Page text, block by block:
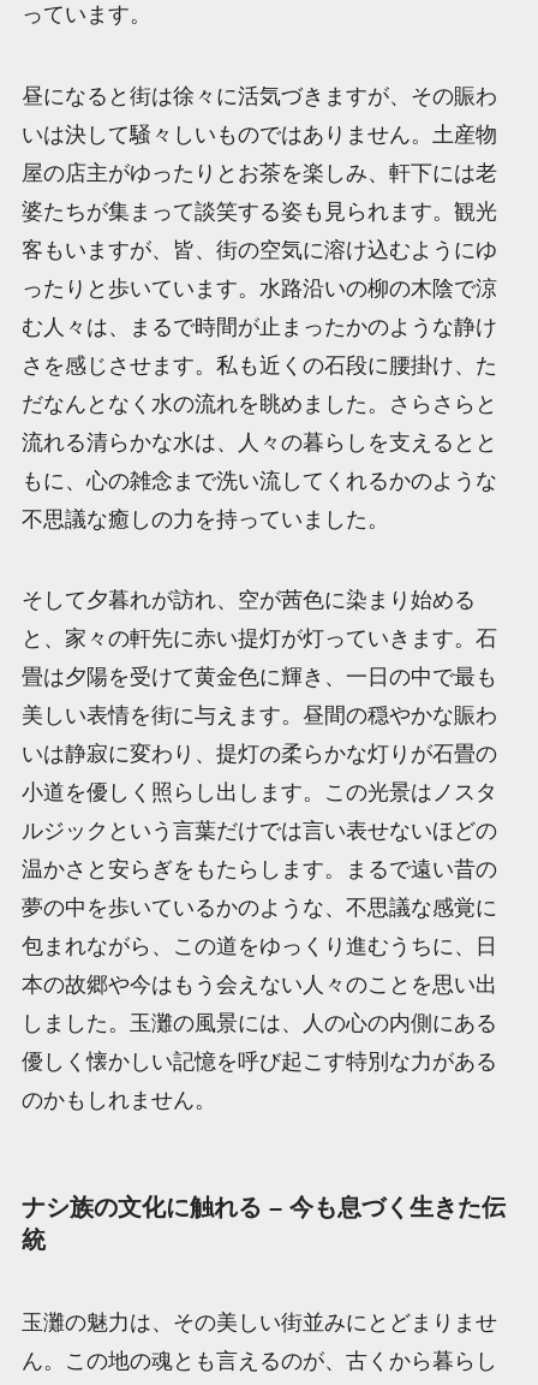
っています。
昼になると街は徐々に活気づきますが、その賑わ
いは決して騒々しいものではありません。土産物
屋の店主がゆったりとお茶を楽しみ、軒下には老
婆たちが集まって談笑する姿も見られます。観光
客もいますが、皆、街の空気に溶け込むようにゆ
ったりと歩いています。水路沿いの柳の木陰で涼
む人々は、まるで時間が止まったかのような静け
さを感じさせます。私も近くの石段に腰掛け、た
だなんとなく水の流れを眺めました。さらさらと
流れる清らかな水は、人々の暮らしを支えるとと
もに、心の雑念まで洗い流してくれるかのような
不思議な癒しの力を持っていました。
そして夕暮れが訪れ、空が茜色に染まり始める
と、家々の軒先に赤い提灯が灯っていきます。石
畳は夕陽を受けて黄金色に輝き、一日の中で最も
美しい表情を街に与えます。昼間の穏やかな賑わ
いは静寂に変わり、提灯の柔らかな灯りが石畳の
小道を優しく照らし出します。この光景はノスタ
ルジックという言葉だけでは言い表せないほどの
温かさと安らぎをもたらします。まるで遠い昔の
夢の中を歩いているかのような、不思議な感覚に
包まれながら、この道をゆっくり進むうちに、日
本の故郷や今はもう会えない人々のことを思い出
しました。玉灘の風景には、人の心の内側にある
優しく懐かしい記憶を呼び起こす特別な力がある
のかもしれません。
ナシ族の文化に触れる – 今も息づく生きた伝
統
玉灘の魅力は、その美しい街並みにとどまりませ
ん。この地の魂とも言えるのが、古くから暮らし